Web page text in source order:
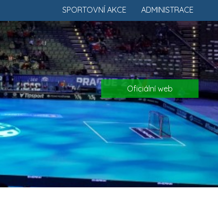
ADMINISTRACE
SPORTOVNÍ AKCE
Oficiální web